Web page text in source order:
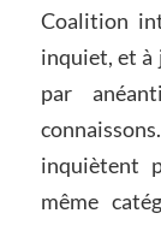
Coalition
inquiet, et à
par
inquiètent
même